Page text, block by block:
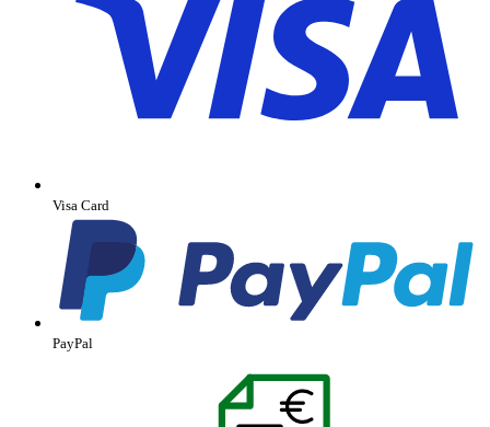
Visa Card
PayPal